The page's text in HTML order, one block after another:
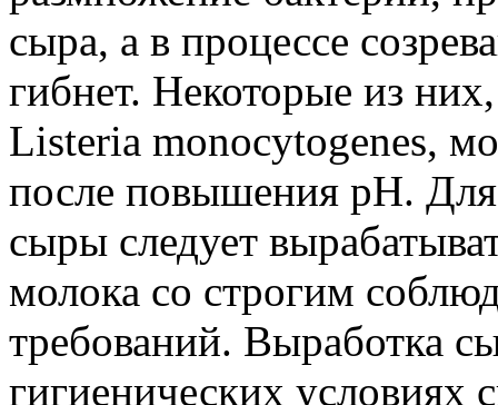
сыра, а в процессе
гибнет. Некоторые из
Listeria monocytogenes,
после повышения pH.
сыры следует
молока со строгим
требований. Выработка
гигиенических условиях